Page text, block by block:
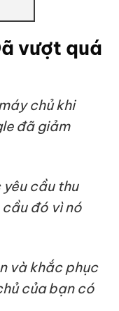
vượt quá
chủ khi
đã giảm
cầu thu
đó vì nó
và khắc phục
của bạn có